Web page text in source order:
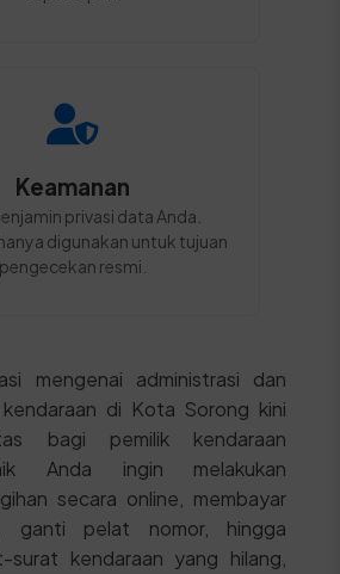
Keamanan
privasi data Anda.
digunakan untuk tujuan
pengecekan resmi.
mengenai administrasi dan
di Kota Sorong kini
bagi pemilik kendaraan
Anda ingin melakukan
secara online, membayar
ganti pelat nomor, hingga
surat kendaraan yang hilang,